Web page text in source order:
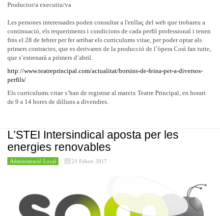
Productor/a executiu/va
Les persones interessades poden consultar a l'enllaç del web que trobareu a
continuació, els requeriments i condicions de cada perfil professional i tenen
fins el 28 de febrer per fer arribar els curriculums vitae, per poder optar als
primers contractes, que es derivaren de la producció de l’òpera Così fan tutte,
que s’estrenarà a primers d’abril.
http://www.teatreprincipal.com/actualitat/borsins-de-feina-per-a-diversos-
perfils/
Els currículums vitae s’han de registrar al mateix Teatre Principal, en horari
de 9 a 14 hores de dilluns a divendres.
L’STEI Intersindical aposta per les
energies renovables
Administració Local 21 Febrer 2017